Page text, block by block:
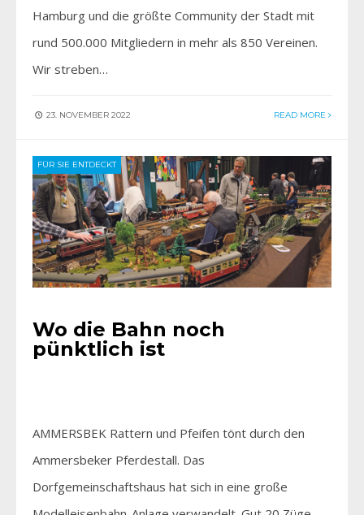
Hamburg und die größte Community der Stadt mit
rund 500.000 Mitgliedern in mehr als 850 Vereinen.
Wir streben…
23. NOVEMBER 2022 READ MORE
FÜR SIE ENTDECKT
Wo die Bahn noch
pünktlich ist
AMMERSBEK Rattern und Pfeifen tönt durch den
Ammersbeker Pferdestall. Das
Dorfgemeinschaftshaus hat sich in eine große